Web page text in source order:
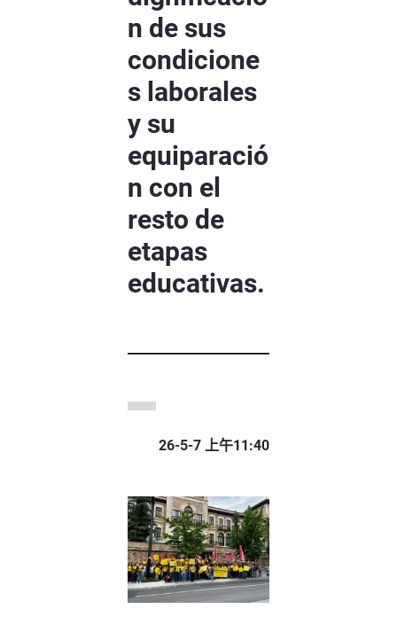
n de sus
condicione
s laborales
y su
equiparació
n con el
resto de
etapas
educativas.
26-5-7 上午11:40